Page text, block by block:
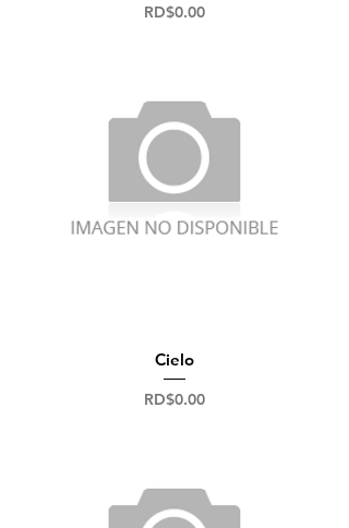
Precio
RD$0.00
Cielo
Precio
RD$0.00